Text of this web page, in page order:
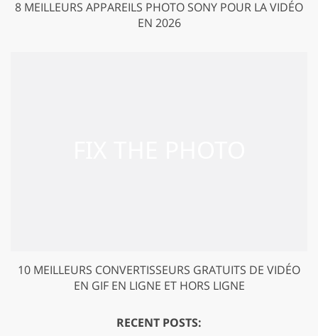
8 MEILLEURS APPAREILS PHOTO SONY POUR LA VIDÉO
EN 2026
10 MEILLEURS CONVERTISSEURS GRATUITS DE VIDÉO
EN GIF EN LIGNE ET HORS LIGNE
RECENT POSTS: